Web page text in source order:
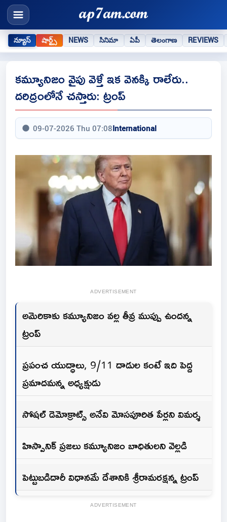
న్యూస్ షార్ట్స్ NEWS సినిమా ఏపీ తెలంగాణ REVIEWS
కమ్యూనిజం వైపు వెళ్తే ఇక వెనక్కి రాలేరు..
దరిద్రంలోనే చస్తారు: ట్రంప్
09-07-2026 Thu 07:08International
ADVERTISEMENT
అమెరికాకు కమ్యూనిజం వల్ల తీవ్ర ముప్పు ఉందన్న
ట్రంప్
ప్రపంచ యుద్ధాలు, 9/11 దాడుల కంటే ఇది పెద్ద
ప్రమాదమన్న అధ్యక్షుడు
సోషల్ డెమోక్రాట్స్ అనేవి మోసపూరిత పేర్లని విమర్శ
హిస్పానిక్ ప్రజలు కమ్యూనిజం బాధితులని వెల్లడి
పెట్టుబడిదారీ విధానమే దేశానికి శ్రీరామరక్షన్న ట్రంప్
ADVERTISEMENT